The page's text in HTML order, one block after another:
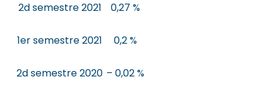
2d semestre 2021 0,27 %
1er semestre 2021 0,2 %
2d semestre 2020 – 0,02 %